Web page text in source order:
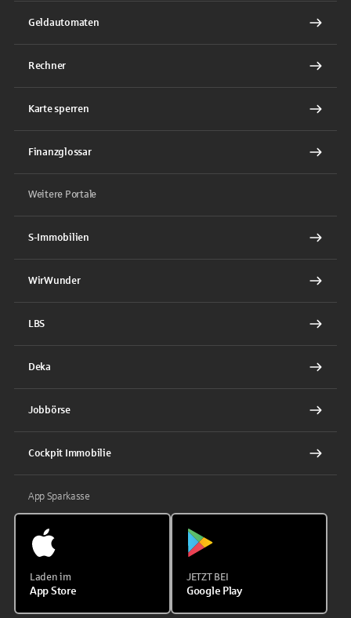
Geldautomaten
Rechner
Karte sperren
Finanzglossar
Weitere Portale
S-Immobilien
WirWunder
LBS
Deka
Jobbörse
Cockpit Immobilie
App Sparkasse
Laden im
App Store
JETZT BEI
Google Play